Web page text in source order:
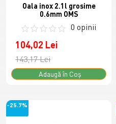
Oala inox 2.1l grosime
0.6mm OMS
0 opinii
104,02 Lei
143,17 Lei
Adaugă în Coş
-25.7%